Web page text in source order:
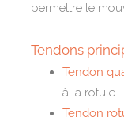
permettre le
Tendons
Tendon
à la rotule.
Tendon